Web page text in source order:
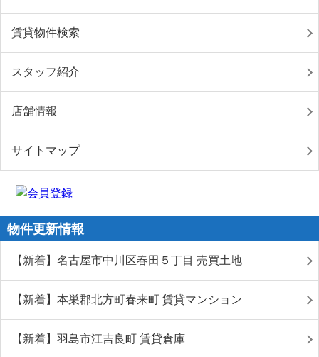
賃貸物件検索
スタッフ紹介
店舗情報
サイトマップ
物件更新情報
【新着】名古屋市中川区春田５丁目 売買土地
【新着】本巣郡北方町春来町 賃貸マンション
【新着】羽島市江吉良町 賃貸倉庫